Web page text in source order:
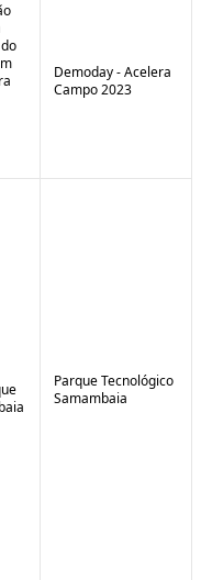
Demoday - Acelera
Campo 2023
Parque Tecnológico
Samambaia